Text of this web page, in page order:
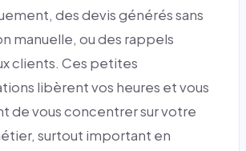
des devis générés sans
manuelle, ou des rappels
clients. Ces petites
libèrent vos heures et vous
de vous concentrer sur votre
surtout important en